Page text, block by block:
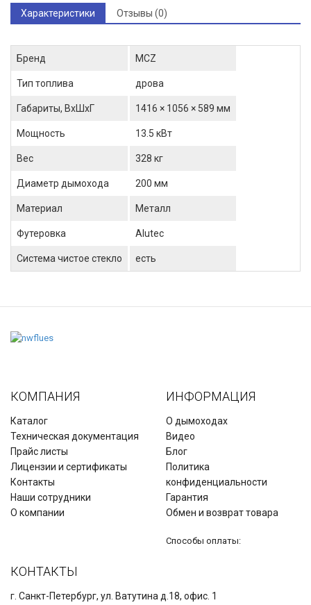
Характеристики Отзывы (0)
Бренд MCZ
Тип топлива дрова
Габариты, ВхШхГ 1416 × 1056 × 589 мм
Мощность 13.5 кВт
Вес 328 кг
Диаметр дымохода 200 мм
Материал Металл
Футеровка Alutec
Система чистое стекло есть
КОМПАНИЯ
Каталог
Техническая документация
Прайс листы
Лицензии и сертификаты
Контакты
Наши сотрудники
О компании
ИНФОРМАЦИЯ
О дымоходах
Видео
Блог
Политика
конфиденциальности
Гарантия
Обмен и возврат товара
Способы оплаты:
КОНТАКТЫ
г. Санкт-Петербург, ул. Ватутина д.18, офис. 1